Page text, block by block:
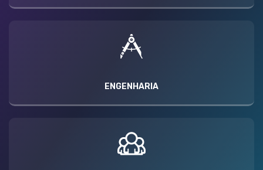
ENGENHARIA